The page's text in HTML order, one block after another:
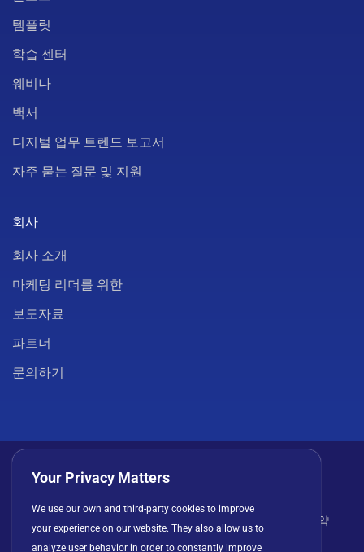
템플릿
학습 센터
웨비나
백서
디지털 업무 트렌드 보고서
자주 묻는 질문 및 지원
회사
회사 소개
마케팅 리더를 위한
보도자료
파트너
문의하기
라이선스 계약
Your Privacy Matters
We use our own and third-party cookies to improve
your experience on our website. They also allow us to
analyze user behavior in order to constantly improve